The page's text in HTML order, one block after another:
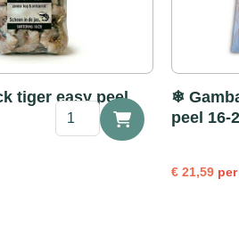
tiger easy peel
Gamba
❄
peel 16-
€ 21,59